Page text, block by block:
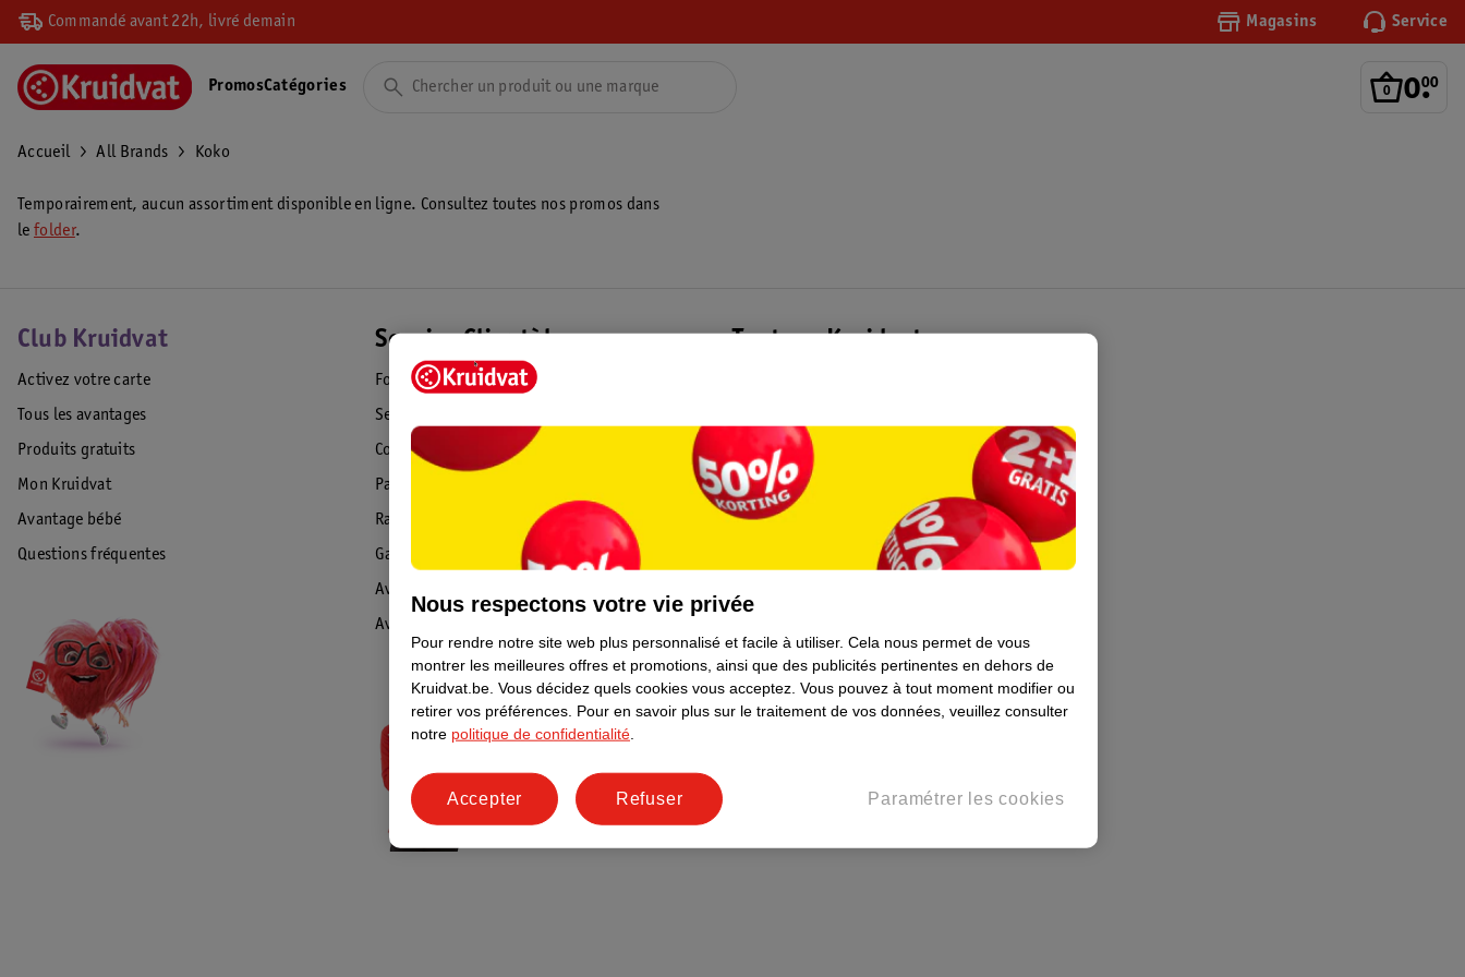
Commandé avant 22h, livré demain Magasins Service
0.
00
PromosCatégories
Accueil All Brands Koko
Temporairement, aucun assortiment disponible en ligne. Consultez toutes nos promos dans
le folder.
Club Kruidvat
Activez votre carte
Tous les avantages
Produits gratuits
Mon Kruidvat
Avantage bébé
Questions fréquentes
Service Clientèle
Foire aux questions
Service Clientèle
Commande & Livraison
Paiement
Rappel & Retour
Garantie
Avis de sécurité
Avis
Tout sur Kruidvat
Formule commerciale
Coordonnées de l’entreprise
Plus durable
Nous respectons votre vie privée
Pour rendre notre site web plus personnalisé et facile à utiliser. Cela nous permet de vous
montrer les meilleures offres et promotions, ainsi que des publicités pertinentes en dehors de
Kruidvat.be. Vous décidez quels cookies vous acceptez. Vous pouvez à tout moment modifier ou
retirer vos préférences. Pour en savoir plus sur le traitement de vos données, veuillez consulter
notre politique de confidentialité
Paramétrer les cookies
Refuser
Accepter